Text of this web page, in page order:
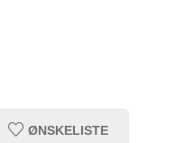
ØNSKELISTE